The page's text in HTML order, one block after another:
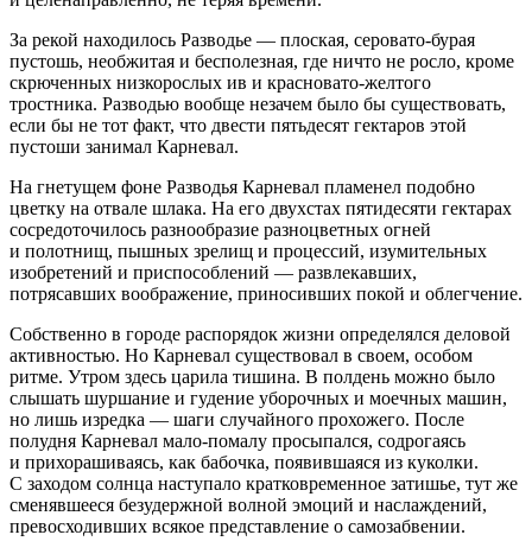
За рекой находилось Разводье — плоская, серовато-бурая
пустошь, необжитая и бесполезная, где ничто не росло, кроме
скрюченных низкорослых ив и красновато-желтого
тростника. Разводью вообще незачем было бы существовать,
если бы не тот факт, что двести пятьдесят гектаров этой
пустоши занимал Карневал.
На гнетущем фоне Разводья Карневал пламенел подобно
цветку на отвале шлака. На его двухстах пятидесяти гектарах
сосредоточилось разнообразие разноцветных огней
и полотнищ, пышных зрелищ и процессий, изумительных
изобретений и приспособлений — развлекавших,
потрясавших воображение, приносивших покой и облегчение.
Собственно в городе распорядок жизни определялся деловой
активностью. Но Карневал существовал в своем, особом
ритме. Утром здесь царила тишина. В полдень можно было
слышать шуршание и гудение уборочных и моечных машин,
но лишь изредка — шаги случайного прохожего. После
полудня Карневал мало-помалу просыпался, содрогаясь
и прихорашиваясь, как бабочка, появившаяся из куколки.
С заходом солнца наступало кратковременное затишье, тут же
сменявшееся безудержной волной эмоций и наслаждений,
превосходивших всякое представление о самозабвении.